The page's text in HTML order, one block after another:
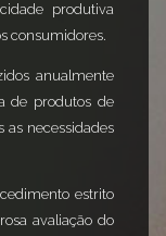
produtiva
consumidores.
anualmente
de produtos de
as necessidades
estrito
avaliação do